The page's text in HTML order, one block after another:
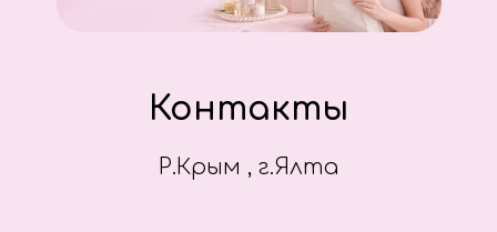
Контакты
Р.Крым , г.Ялта